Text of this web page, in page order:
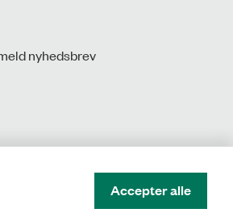
nyhedsbrev
Accepter alle